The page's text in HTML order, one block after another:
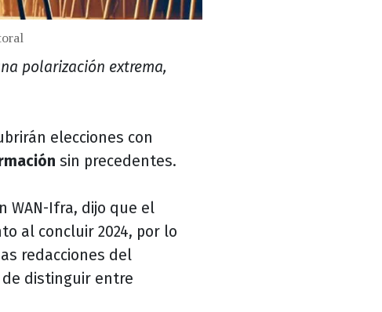
polarización extrema,
elecciones con
sin precedentes.
WAN-Ifra, dijo que el
al concluir 2024, por lo
redacciones del
distinguir entre